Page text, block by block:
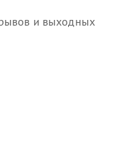
и выходных